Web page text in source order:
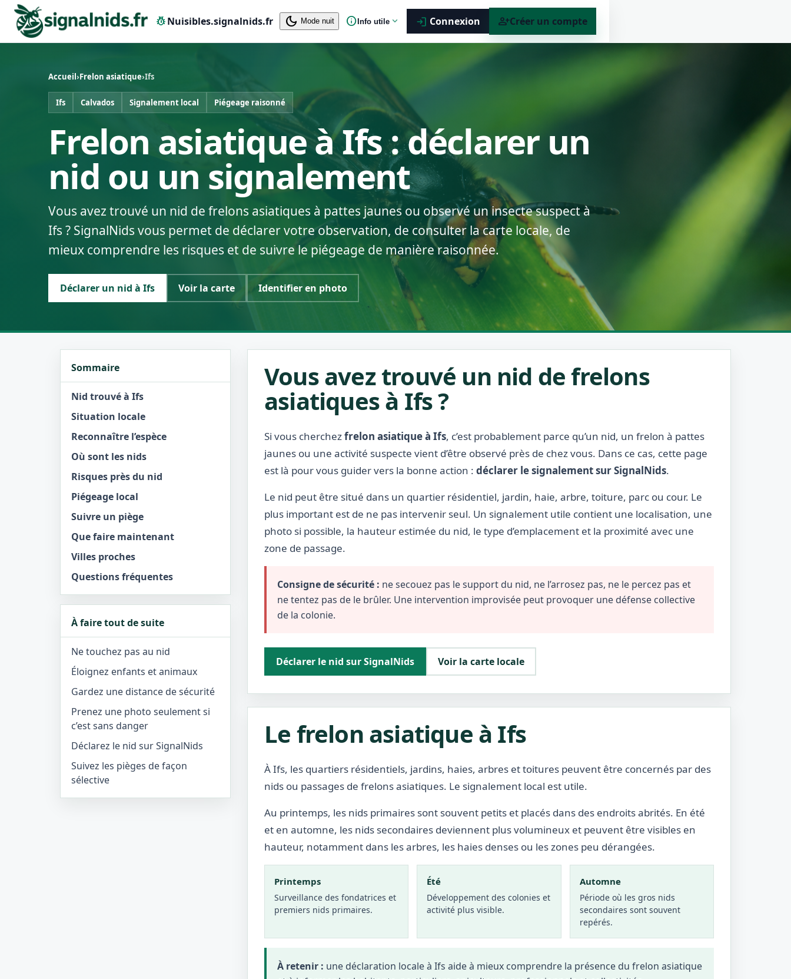
pest_controlNuisibles.signalnids.fr dark_mode Mode nuit infoInfo utile expand_more login Connexion person_addCréer un compte
Accueil›Frelon asiatique›Ifs
Ifs Calvados Signalement local Piégeage raisonné
Frelon asiatique à Ifs : déclarer un
nid ou un signalement
Vous avez trouvé un nid de frelons asiatiques à pattes jaunes ou observé un insecte suspect à
Ifs ? SignalNids vous permet de déclarer votre observation, de consulter la carte locale, de
mieux comprendre les risques et de suivre le piégeage de manière raisonnée.
Déclarer un nid à Ifs Voir la carte Identifier en photo
Sommaire
Nid trouvé à Ifs
Situation locale
Reconnaître l’espèce
Où sont les nids
Risques près du nid
Piégeage local
Suivre un piège
Que faire maintenant
Villes proches
Questions fréquentes
À faire tout de suite
Ne touchez pas au nid
Éloignez enfants et animaux
Gardez une distance de sécurité
Prenez une photo seulement si
c’est sans danger
Déclarez le nid sur SignalNids
Suivez les pièges de façon
sélective
Vous avez trouvé un nid de frelons
asiatiques à Ifs ?
Si vous cherchezfrelon asiatique à Ifs, c’est probablement parce qu’un nid, un frelon à pattes
jaunes ou une activité suspecte vient d’être observé près de chez vous. Dans ce cas, cette page
est là pour vous guider vers la bonne action : déclarer le signalement sur SignalNids.
Le nid peut être situé dans un quartier résidentiel, jardin, haie, arbre, toiture, parc ou cour. Le
plus important est de ne pas intervenir seul. Un signalement utile contient une localisation, une
photo si possible, la hauteur estimée du nid, le type d’emplacement et la proximité avec une
zone de passage.
Consigne de sécurité : ne secouez pas le support du nid, ne l’arrosez pas, ne le percez pas et
ne tentez pas de le brûler. Une intervention improvisée peut provoquer une défense collective
de la colonie.
Déclarer le nid sur SignalNids Voir la carte locale
Le frelon asiatique à Ifs
À Ifs, les quartiers résidentiels, jardins, haies, arbres et toitures peuvent être concernés par des
nids ou passages de frelons asiatiques. Le signalement local est utile.
Au printemps, les nids primaires sont souvent petits et placés dans des endroits abrités. En été
et en automne, les nids secondaires deviennent plus volumineux et peuvent être visibles en
hauteur, notamment dans les arbres, les haies denses ou les zones peu dérangées.
Printemps
Surveillance des fondatrices et
premiers nids primaires.
Été
Développement des colonies et
activité plus visible.
Automne
Période où les gros nids
secondaires sont souvent
repérés.
À retenir : une déclaration locale à Ifs aide à mieux comprendre la présence du frelon asiatique